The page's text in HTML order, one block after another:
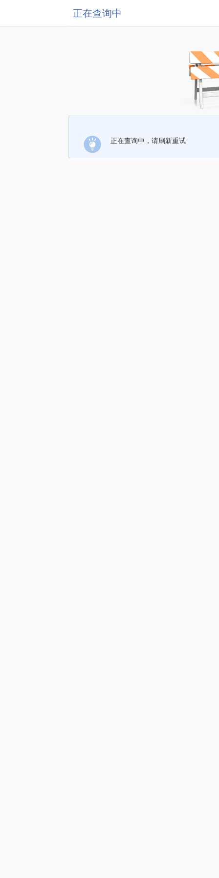
正在查询中
正在查询中，请刷新重试